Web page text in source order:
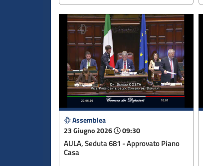
Assemblea
23 Giugno 2026
09:30
AULA, Seduta 681 - Approvato Piano
Casa